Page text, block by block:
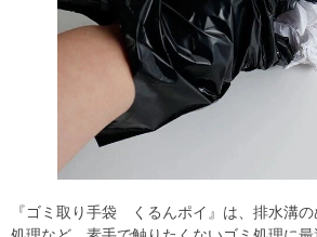
『ゴミ取り手袋 くるんポイ』は、排水溝